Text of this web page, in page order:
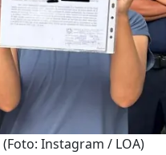
(Foto: Instagram / LOA)